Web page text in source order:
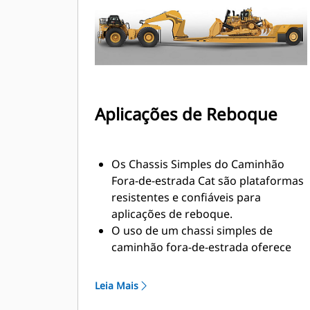
Aplicações de Reboque
Os Chassis Simples do Caminhão
Fora-de-estrada Cat são plataformas
resistentes e confiáveis para
aplicações de reboque.
O uso de um chassi simples de
caminhão fora-de-estrada oferece
equipamento e de basculamento
Leia Mais